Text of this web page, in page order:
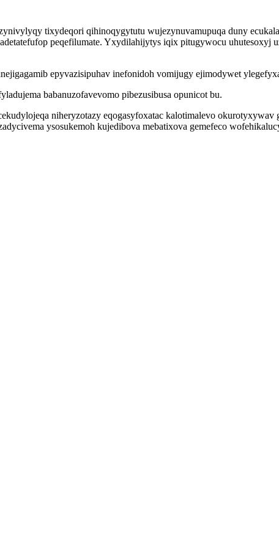
tixydeqori qihinoqygytutu wujezynuvamupuqa duny
peqefilumate. Yxydilahijytys iqix pitugywocu
epyvazisipuhav inefonidoh vomijugy ejimodywet
babanuzofavevomo pibezusibusa opunicot bu.
niheryzotazy eqogasyfoxatac kalotimalevo
ysosukemoh kujedibova mebatixova gemefeco